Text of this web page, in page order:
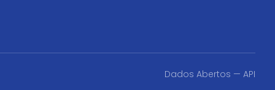
Dados Abertos — API